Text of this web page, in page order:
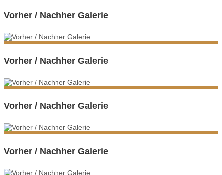
Vorher / Nachher Galerie
Vorher / Nachher Galerie
Vorher / Nachher Galerie
Vorher / Nachher Galerie